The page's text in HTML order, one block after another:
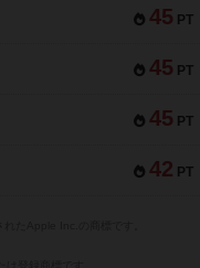
45 PT
45 PT
45 PT
42 PT